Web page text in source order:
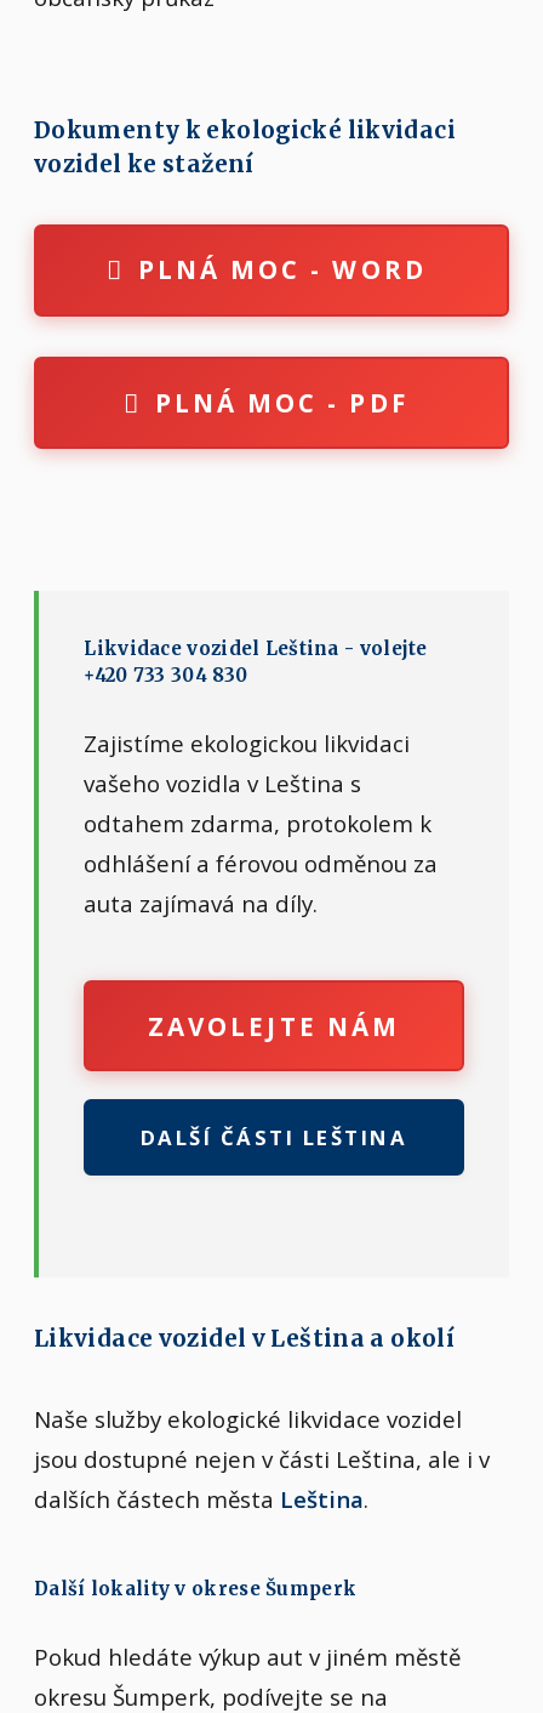
Dokumenty k ekologické likvidaci
vozidel ke stažení
PLNÁ MOC - WORD
PLNÁ MOC - PDF
Likvidace vozidel Leština - volejte
+420 733 304 830
Zajistíme ekologickou likvidaci
vašeho vozidla v Leština s
odtahem zdarma, protokolem k
odhlášení a férovou odměnou za
auta zajímavá na díly.
ZAVOLEJTE NÁM
DALŠÍ ČÁSTI LEŠTINA
Likvidace vozidel v Leština a okolí
Naše služby ekologické likvidace vozidel
jsou dostupné nejen v části Leština, ale i v
dalších částech města Leština.
Další lokality v okrese Šumperk
Pokud hledáte výkup aut v jiném městě
okresu Šumperk, podívejte se na